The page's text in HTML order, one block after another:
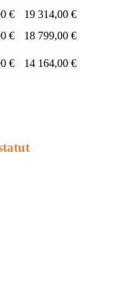
€
19 314,00 €
€
18 799,00 €
€ 14 164,00 €